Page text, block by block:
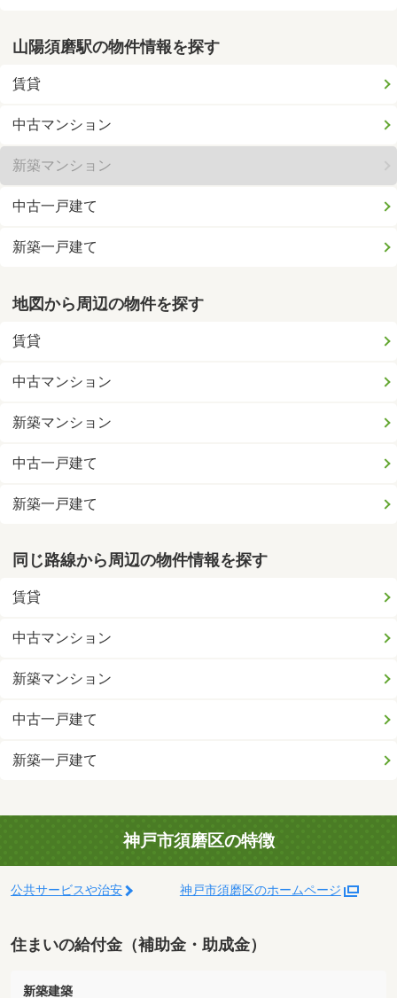
山陽須磨駅の物件情報を探す
賃貸
中古マンション
新築マンション
中古一戸建て
新築一戸建て
地図から周辺の物件を探す
賃貸
中古マンション
新築マンション
中古一戸建て
新築一戸建て
同じ路線から周辺の物件情報を探す
賃貸
中古マンション
新築マンション
中古一戸建て
新築一戸建て
神戸市須磨区の特徴
公共サービスや治安 神戸市須磨区のホームページ
住まいの給付金（補助金・助成金）
新築建築